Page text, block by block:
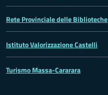
Rete Provinciale delle Biblioteche
Istituto Valorizzazione Castelli
Turismo Massa-Cararara